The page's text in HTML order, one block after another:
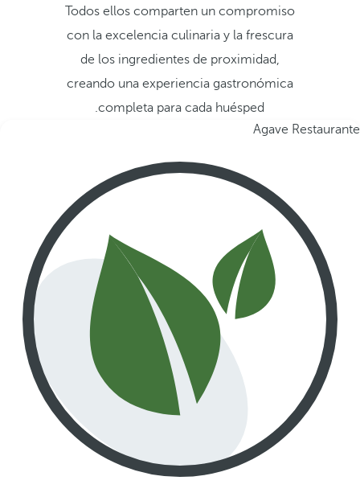
Todos ellos comparten un compromiso
con la excelencia culinaria y la frescura
de los ingredientes de proximidad,
creando una experiencia gastronómica
completa para cada huésped.
Agave Restaurante